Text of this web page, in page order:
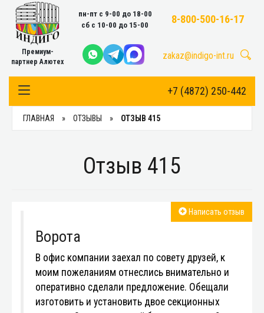
Премиум-
партнер Алютех
пн-пт с 9-00 до 18-00
сб с 10-00 до 15-00
8-800-500-16-17
zakaz@indigo-int.ru
+7 (4872) 250-442
Toggle Navigation
ГЛАВНАЯ ОТЗЫВЫ ОТЗЫВ 415
Отзыв 415
Написать отзыв
Ворота
В офис компании заехал по совету друзей, к
моим пожеланиям отнеслись внимательно и
оперативно сделали предложение. Обещали
изготовить и установить двое секционных